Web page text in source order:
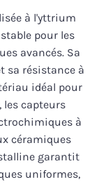
à l'yttrium
pour les
avancés. Sa
sa résistance à
idéal pour
les capteurs
à
céramiques
garantit
uniformes,